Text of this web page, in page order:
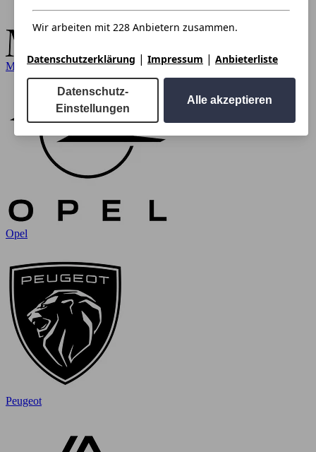
Mercedes-Benz
Opel
Peugeot
Wir arbeiten mit 228 Anbietern zusammen.
Datenschutzerklärung | Impressum | Anbieterliste
Datenschutz-
Einstellungen
Alle akzeptieren